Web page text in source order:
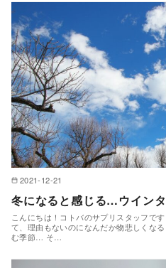
2021-12-21
冬になると感じる…ウイン
こんにちは！コトバのサプリスタッフで
て、理由もないのになんだか物悲しくな
む季節… そ…